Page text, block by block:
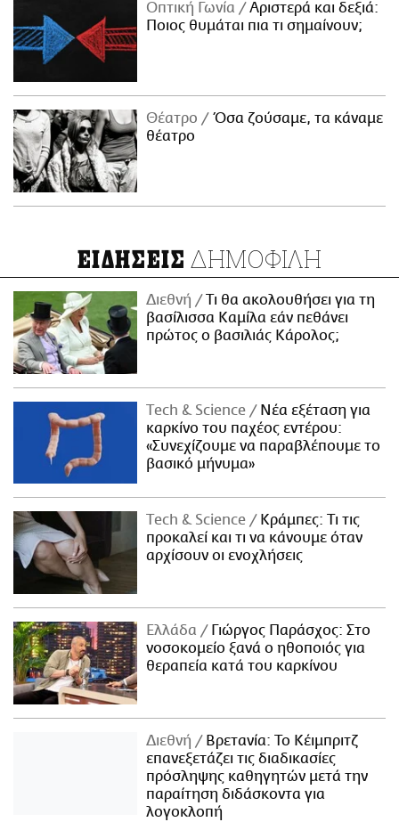
Οπτική Γωνία
Αριστερά και δεξιά:
Ποιος θυμάται πια τι σημαίνουν;
Θέατρο
Όσα ζούσαμε, τα κάναμε
θέατρο
ΕΙΔΗΣΕΙΣ ΔΗΜΟΦΙΛΗ
Διεθνή
Τι θα ακολουθήσει για τη
βασίλισσα Καμίλα εάν πεθάνει
πρώτος ο βασιλιάς Κάρολος;
Τech & Science
Νέα εξέταση για
καρκίνο του παχέος εντέρου:
«Συνεχίζουμε να παραβλέπουμε το
βασικό μήνυμα»
Τech & Science
Κράμπες: Τι τις
προκαλεί και τι να κάνουμε όταν
αρχίσουν οι ενοχλήσεις
Ελλάδα
Γιώργος Παράσχος: Στο
νοσοκομείο ξανά ο ηθοποιός για
θεραπεία κατά του καρκίνου
Διεθνή
Βρετανία: Το Κέιμπριτζ
επανεξετάζει τις διαδικασίες
πρόσληψης καθηγητών μετά την
παραίτηση διδάσκοντα για
λογοκλοπή